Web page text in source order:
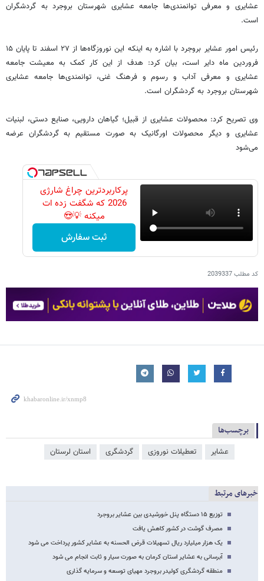
عشایری و معرفی توانمندی‌ها جامعه عشایری شهرستان بروجرد به گردشگران
است.
رئیس امور عشایر بروجرد با اشاره به اینکه این نوروزگاه‌ها از ۲۷ اسفند تا پایان ۱۵
فروردین ماه دایر است، بیان کرد: هدف از این کار کمک به معیشت جامعه
عشایری و معرفی آداب و رسوم و فرهنگ غنی، توانمندی‌ها جامعه عشایری
شهرستان بروجرد به گردشگران است.
وی تصریح کرد: محصولات عشایری از قبیل؛ گیاهان دارویی، صنایع دستی، لبنیات
عشایری و دیگر محصولات اورگانیک به صورت مستقیم به گردشگران عرضه
می‌شود
پرکاربردترین چراغ شارژی
2026 که شگفت زده ات
میکنه 💡😍
ثبت سفارش
کد مطلب2039337
برچسب‌ها
عشایر تعطیلات نوروزی گردشگری استان لرستان
خبرهای مرتبط
توزیع ۱۵ دستگاه پنل خورشیدی بین عشایر بروجرد
مصرف گوشت در کشور کاهش یافت
یک هزار میلیارد ریال تسهیلات قرض الحسنه به عشایر کشور پرداخت می شود
آبرسانی به عشایر استان کرمان به صورت سیار و ثابت انجام می شود
منطقه گردشگری کولیدر بروجرد مهیای توسعه و سرمایه گذاری